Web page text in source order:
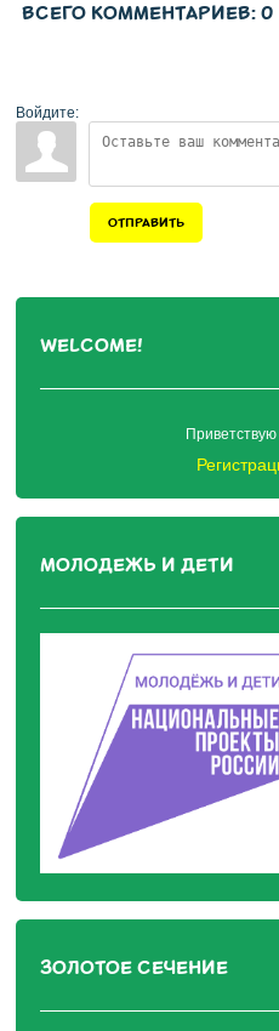
ВСЕГО КОММЕНТАРИЕВ:0
Войдите:
ОТПРАВИТЬ
WELCOME!
МОЛОДЕЖЬ И ДЕТИ
ЗОЛОТОЕ СЕЧЕНИЕ